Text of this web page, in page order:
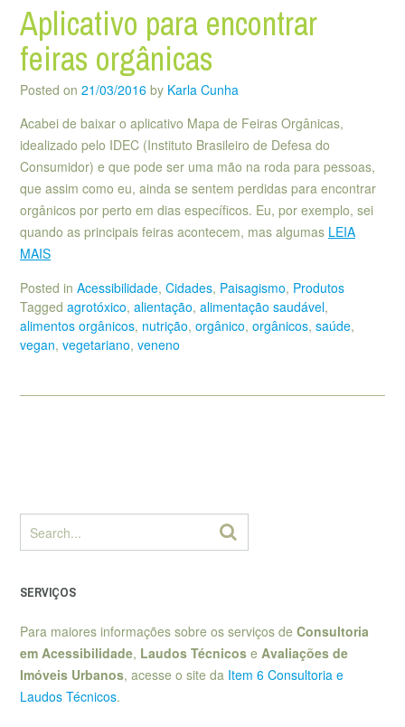
Aplicativo para encontrar
feiras orgânicas
Posted on 21/03/2016 by Karla Cunha
Acabei de baixar o aplicativo Mapa de Feiras Orgânicas,
idealizado pelo IDEC (Instituto Brasileiro de Defesa do
Consumidor) e que pode ser uma mão na roda para pessoas,
que assim como eu, ainda se sentem perdidas para encontrar
orgânicos por perto em dias específicos. Eu, por exemplo, sei
quando as principais feiras acontecem, mas algumas LEIA
MAIS
Posted in Acessibilidade, Cidades, Paisagismo, Produtos
Tagged agrotóxico, alientação, alimentação saudável,
alimentos orgânicos, nutrição, orgânico, orgânicos, saúde,
vegan, vegetariano, veneno
SERVIÇOS
Para maiores informações sobre os serviços de Consultoria
em Acessibilidade, Laudos Técnicos e Avaliações de
Imóveis Urbanos, acesse o site da Item 6 Consultoria e
Laudos Técnicos.